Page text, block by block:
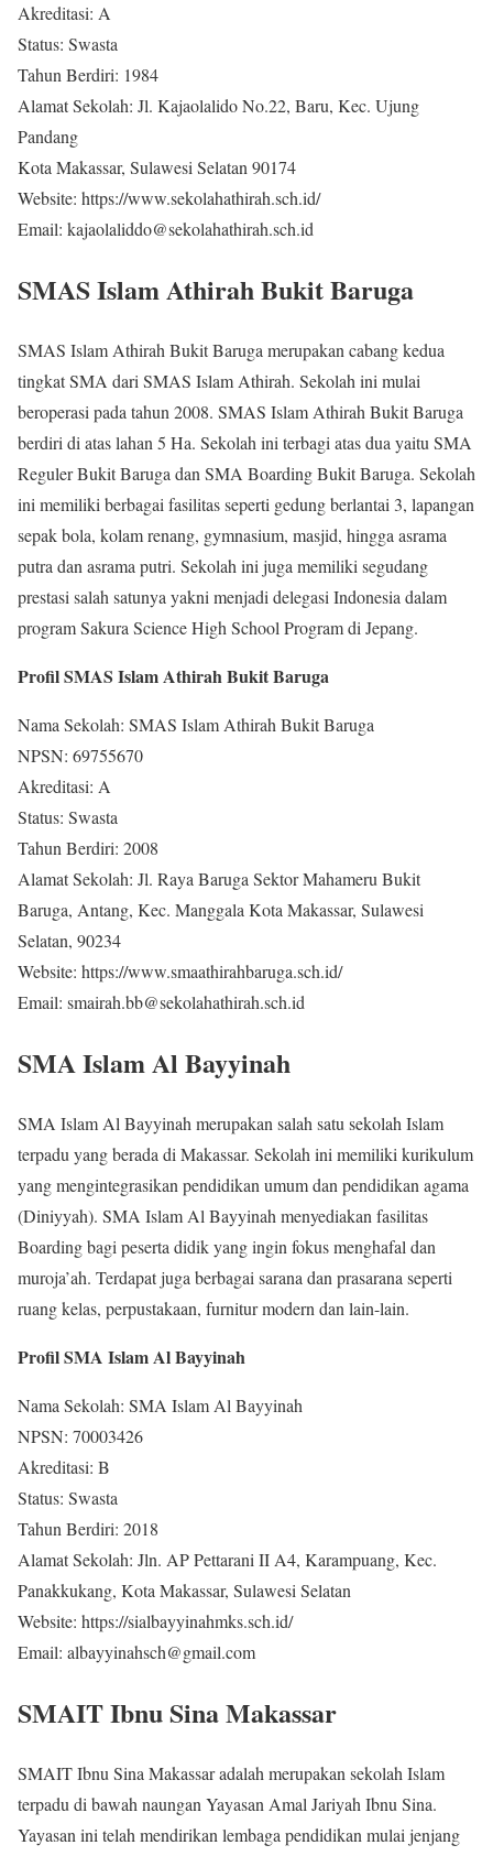
Akreditasi: A
Status: Swasta
Tahun Berdiri: 1984
Alamat Sekolah: Jl. Kajaolalido No.22, Baru, Kec. Ujung
Pandang
Kota Makassar, Sulawesi Selatan 90174
Website: https://www.sekolahathirah.sch.id/
Email: kajaolaliddo@sekolahathirah.sch.id
SMAS Islam Athirah Bukit Baruga
SMAS Islam Athirah Bukit Baruga merupakan cabang kedua
tingkat SMA dari SMAS Islam Athirah. Sekolah ini mulai
beroperasi pada tahun 2008. SMAS Islam Athirah Bukit Baruga
berdiri di atas lahan 5 Ha. Sekolah ini terbagi atas dua yaitu SMA
Reguler Bukit Baruga dan SMA Boarding Bukit Baruga. Sekolah
ini memiliki berbagai fasilitas seperti gedung berlantai 3, lapangan
sepak bola, kolam renang, gymnasium, masjid, hingga asrama
putra dan asrama putri. Sekolah ini juga memiliki segudang
prestasi salah satunya yakni menjadi delegasi Indonesia dalam
program Sakura Science High School Program di Jepang.
Profil SMAS Islam Athirah Bukit Baruga
Nama Sekolah: SMAS Islam Athirah Bukit Baruga
NPSN: 69755670
Akreditasi: A
Status: Swasta
Tahun Berdiri: 2008
Alamat Sekolah: Jl. Raya Baruga Sektor Mahameru Bukit
Baruga, Antang, Kec. Manggala Kota Makassar, Sulawesi
Selatan, 90234
Website: https://www.smaathirahbaruga.sch.id/
Email: smairah.bb@sekolahathirah.sch.id
SMA Islam Al Bayyinah
SMA Islam Al Bayyinah merupakan salah satu sekolah Islam
terpadu yang berada di Makassar. Sekolah ini memiliki kurikulum
yang mengintegrasikan pendidikan umum dan pendidikan agama
(Diniyyah). SMA Islam Al Bayyinah menyediakan fasilitas
Boarding bagi peserta didik yang ingin fokus menghafal dan
muroja’ah. Terdapat juga berbagai sarana dan prasarana seperti
ruang kelas, perpustakaan, furnitur modern dan lain-lain.
Profil SMA Islam Al Bayyinah
Nama Sekolah: SMA Islam Al Bayyinah
NPSN: 70003426
Akreditasi: B
Status: Swasta
Tahun Berdiri: 2018
Alamat Sekolah: Jln. AP Pettarani II A4, Karampuang, Kec.
Panakkukang, Kota Makassar, Sulawesi Selatan
Website: https://sialbayyinahmks.sch.id/
Email: albayyinahsch@gmail.com
SMAIT Ibnu Sina Makassar
SMAIT Ibnu Sina Makassar adalah merupakan sekolah Islam
terpadu di bawah naungan Yayasan Amal Jariyah Ibnu Sina.
Yayasan ini telah mendirikan lembaga pendidikan mulai jenjang